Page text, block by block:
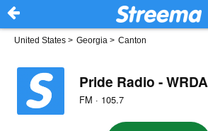
United States > Georgia > Canton
Pride Radio -
FM · 105.7